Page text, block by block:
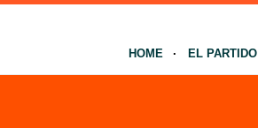
HOME EL PARTIDO